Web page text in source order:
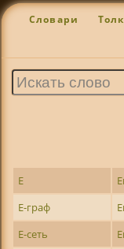
Словари
Е
Е-граф
Е-сеть